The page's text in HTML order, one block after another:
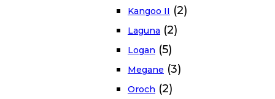
Kangoo II (2)
Laguna (2)
Logan (5)
Megane (3)
Oroch (2)